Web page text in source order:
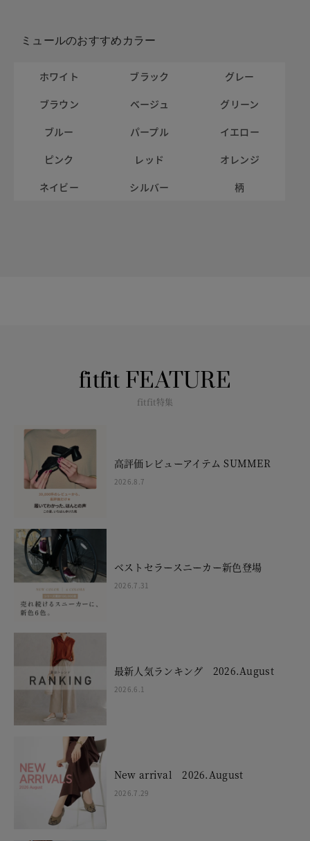
ミュールのおすすめカラー
ホワイト ブラック
グレー
ブラウン
ベージュ
グリーン
ブルー
パープル
イエロー
ピンク
レッド
オレンジ
ネイビー
シルバー 柄
fitfit FEATURE
fitfit特集
高評価レビューアイテム SUMMER
2026.8.7
ベストセラースニーカー新色登場
2026.7.31
最新人気ランキング 2026.August
2026.6.1
New arrival 2026.August
2026.7.29